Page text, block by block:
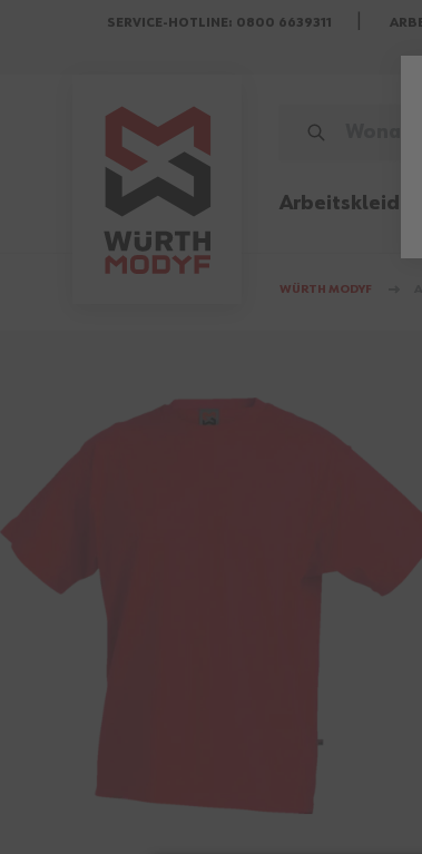
SERVICE-HOTLINE: 0800 6639311
WONACH SUCHST
WÜRTH MODYF